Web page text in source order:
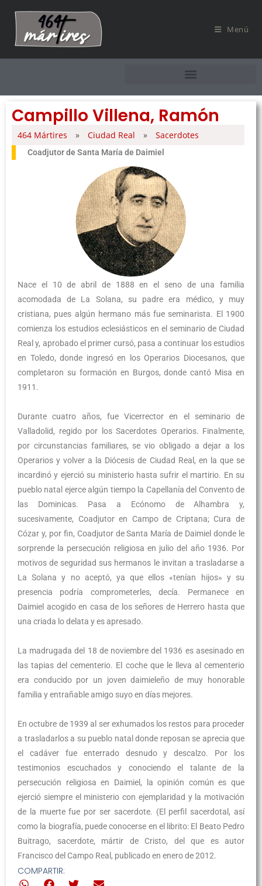
Menú
Campillo Villena, Ramón
464 Mártires » Ciudad Real » Sacerdotes
Coadjutor de Santa María de Daimiel
Nace el 10 de abril de 1888 en el seno de una familia
acomodada de La Solana, su padre era médico, y muy
cristiana, pues algún hermano más fue seminarista. El 1900
comienza los estudios eclesiásticos en el seminario de Ciudad
Real y, aprobado el primer cursó, pasa a continuar los estudios
en Toledo, donde ingresó en los Operarios Diocesanos, que
completaron su formación en Burgos, donde cantó Misa en
1911.
Durante cuatro años, fue Vicerrector en el seminario de
Valladolid, regido por los Sacerdotes Operarios. Finalmente,
por circunstancias familiares, se vio obligado a dejar a los
Operarios y volver a la Diócesis de Ciudad Real, en la que se
incardinó y ejerció su ministerio hasta sufrir el martirio. En su
pueblo natal ejerce algún tiempo la Capellanía del Convento de
las Dominicas. Pasa a Ecónomo de Alhambra y,
sucesivamente, Coadjutor en Campo de Criptana; Cura de
Cózar y, por fin, Coadjutor de Santa María de Daimiel donde le
sorprende la persecución religiosa en julio del año 1936. Por
motivos de seguridad sus hermanos le invitan a trasladarse a
La Solana y no aceptó, ya que ellos «tenían hijos» y su
presencia podría comprometerles, decía. Permanece en
Daimiel acogido en casa de los señores de Herrero hasta que
una criada lo delata y es apresado.
La madrugada del 18 de noviembre del 1936 es asesinado en
las tapias del cementerio. El coche que le lleva al cementerio
era conducido por un joven daimieleño de muy honorable
familia y entrañable amigo suyo en días mejores.
En octubre de 1939 al ser exhumados los restos para proceder
a trasladarlos a su pueblo natal donde reposan se aprecia que
el cadáver fue enterrado desnudo y descalzo. Por los
testimonios escuchados y conociendo el talante de la
persecución religiosa en Daimiel, la opinión común es que
ejerció siempre el ministerio con ejemplaridad y la motivación
de la muerte fue por ser sacerdote. (El perfil sacerdotal, así
como la biografía, puede conocerse en el librito: El Beato Pedro
Buitrago, sacerdote, mártir de Cristo, del que es autor
Francisco del Campo Real, publicado en enero de 2012.
COMPARTIR: